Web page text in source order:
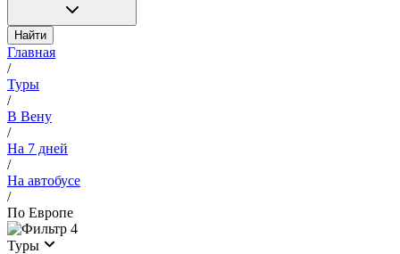
Найти
Главная
/
Туры
/
В Вену
/
На 7 дней
/
На автобусе
/
По Европе
4
Туры